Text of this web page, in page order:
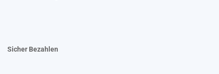
Sicher Bezahlen